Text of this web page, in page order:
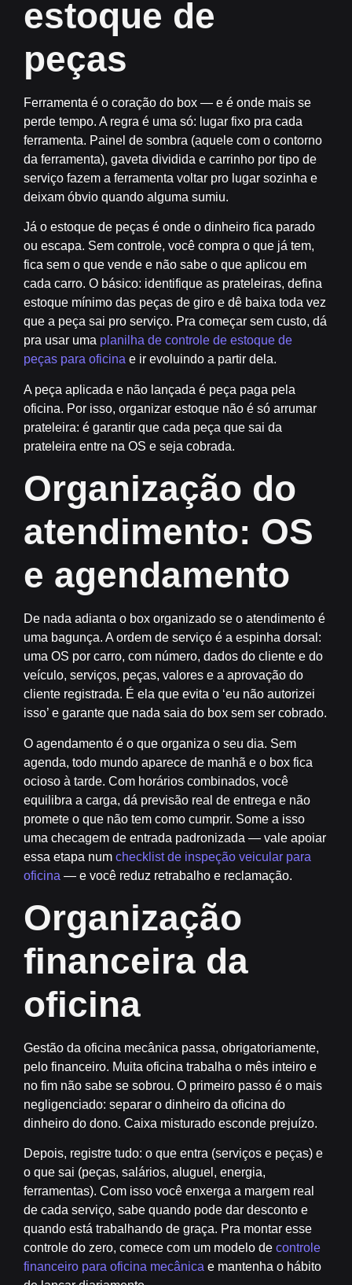
estoque de
peças
Ferramenta é o coração do box — e é onde mais se
perde tempo. A regra é uma só: lugar fixo pra cada
ferramenta. Painel de sombra (aquele com o contorno
da ferramenta), gaveta dividida e carrinho por tipo de
serviço fazem a ferramenta voltar pro lugar sozinha e
deixam óbvio quando alguma sumiu.
Já o estoque de peças é onde o dinheiro fica parado
ou escapa. Sem controle, você compra o que já tem,
fica sem o que vende e não sabe o que aplicou em
cada carro. O básico: identifique as prateleiras, defina
estoque mínimo das peças de giro e dê baixa toda vez
que a peça sai pro serviço. Pra começar sem custo, dá
pra usar uma planilha de controle de estoque de
peças para oficina e ir evoluindo a partir dela.
A peça aplicada e não lançada é peça paga pela
oficina. Por isso, organizar estoque não é só arrumar
prateleira: é garantir que cada peça que sai da
prateleira entre na OS e seja cobrada.
Organização do
atendimento: OS
e agendamento
De nada adianta o box organizado se o atendimento é
uma bagunça. A ordem de serviço é a espinha dorsal:
uma OS por carro, com número, dados do cliente e do
veículo, serviços, peças, valores e a aprovação do
cliente registrada. É ela que evita o ‘eu não autorizei
isso’ e garante que nada saia do box sem ser cobrado.
O agendamento é o que organiza o seu dia. Sem
agenda, todo mundo aparece de manhã e o box fica
ocioso à tarde. Com horários combinados, você
equilibra a carga, dá previsão real de entrega e não
promete o que não tem como cumprir. Some a isso
uma checagem de entrada padronizada — vale apoiar
essa etapa num checklist de inspeção veicular para
oficina — e você reduz retrabalho e reclamação.
Organização
financeira da
oficina
Gestão da oficina mecânica passa, obrigatoriamente,
pelo financeiro. Muita oficina trabalha o mês inteiro e
no fim não sabe se sobrou. O primeiro passo é o mais
negligenciado: separar o dinheiro da oficina do
dinheiro do dono. Caixa misturado esconde prejuízo.
Depois, registre tudo: o que entra (serviços e peças) e
o que sai (peças, salários, aluguel, energia,
ferramentas). Com isso você enxerga a margem real
de cada serviço, sabe quando pode dar desconto e
quando está trabalhando de graça. Pra montar esse
controle do zero, comece com um modelo de controle
financeiro para oficina mecânica e mantenha o hábito